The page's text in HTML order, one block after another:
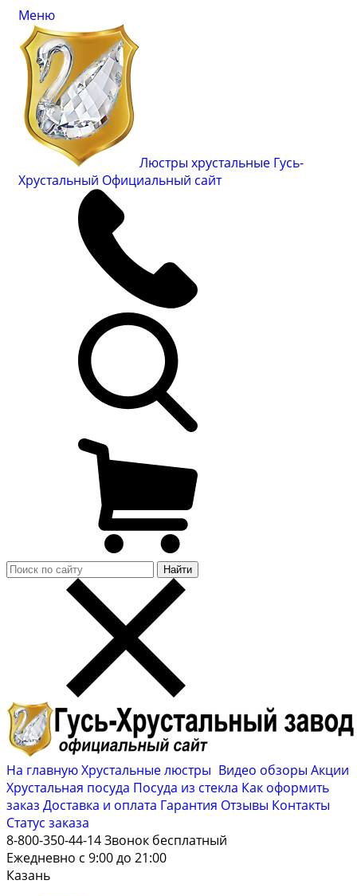
Меню
Люстры хрустальные Гусь-
Хрустальный Официальный сайт
Найти
На главнуюХрустальные люстры Видео обзоры Акции
Хрустальная посуда Посуда из стекла Как оформить
заказ Доставка и оплата Гарантия Отзывы Контакты
Cтатус заказа
8-800-350-44-14Звонок бесплатный
Ежедневно с 9:00 до 21:00
Казань